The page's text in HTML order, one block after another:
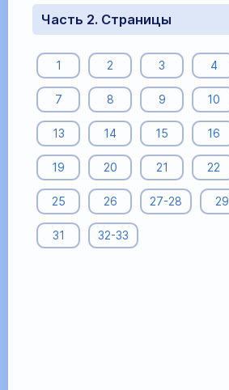
Часть 2. Страницы
1 2 3 4
7 8 9 10
13 14 15 16
19 20 21 22
25 26 27-28 29
31 32-33